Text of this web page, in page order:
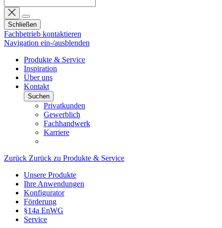
Schließen
Fachbetrieb kontaktieren
Navigation ein-/ausblenden
Produkte & Service
Inspiration
Über uns
Kontakt
Suchen
Privatkunden
Gewerblich
Fachhandwerk
Karriere
Zurück Zurück zu Produkte & Service
Unsere Produkte
Ihre Anwendungen
Konfigurator
Förderung
§14a EnWG
Service